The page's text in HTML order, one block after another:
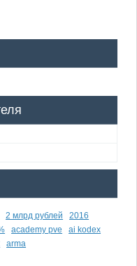
2 млрд рублей
2016
academy pve
ai kodex
arma